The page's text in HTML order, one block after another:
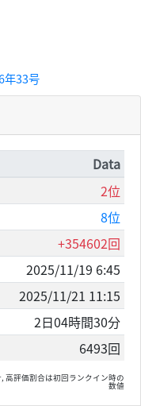
年33号
Data
2位
8位
+354602回
2025/11/19 6:45
2025/11/21 11:15
2日04時間30分
6493回
高評価割合は初回ランクイン時の
数値